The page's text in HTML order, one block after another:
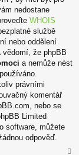
nedostane
WHOIS
službě
nebo oddělení
že phpBB
a nemůže nést
právními
komentář
nebo se
Limited
software, můžete
odpověď.